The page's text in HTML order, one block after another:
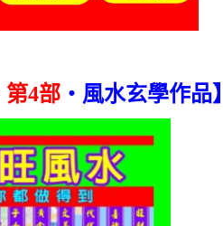
第4部 ‧風水玄學作品】